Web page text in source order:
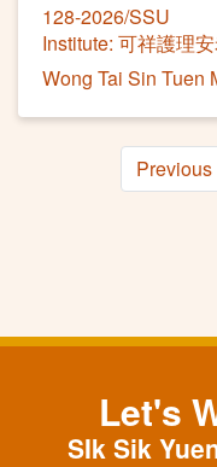
128-2026/SSU
Institute: 可祥護理
Wong Tai Sin Tuen
Previous
Let's
SIk Sik